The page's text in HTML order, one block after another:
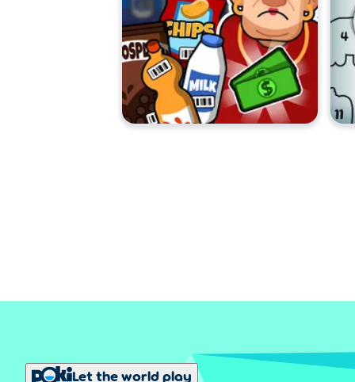
Let the world play